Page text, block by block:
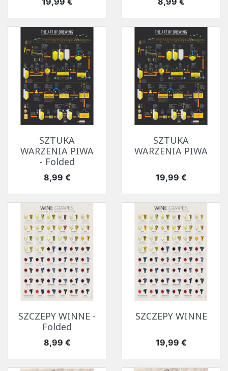
SZTUKA
WARZENIA PIWA
- Folded
Cena
8,99 €
SZTUKA
WARZENIA PIWA
Cena
19,99 €
SZCZEPY WINNE -
Folded
Cena
8,99 €
SZCZEPY WINNE
Cena
19,99 €